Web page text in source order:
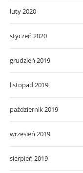
luty 2020
styczeń 2020
grudzień 2019
listopad 2019
październik 2019
wrzesień 2019
sierpień 2019